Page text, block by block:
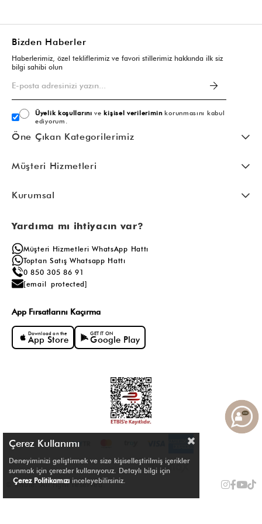
Bizden Haberler
Haberlerimiz, özel tekliflerimiz ve favori stillerimiz hakkında ilk siz
bilgi sahibi olun
Üyelik koşullarını vekişisel verileriminkorunmasını kabul
ediyorum.
Öne Çıkan Kategorilerimiz
Müşteri Hizmetleri
Kurumsal
Yardıma mı ihtiyacın var?
Müşteri Hizmetleri WhatsApp Hattı
Toptan Satış Whatsapp Hattı
0 850 305 86 91
[email protected]
App Fırsatlarını Kaçırma
Download on the
App Store
GET IT ON
Google Play
© Shule. All right reserved.
Çerez Kullanımı
Deneyiminizi geliştirmek ve size kişiselleştirilmiş içerikler
sunmak için çerezler kullanıyoruz. Detaylı bilgi için
Çerez Politikamızı inceleyebilirsiniz.